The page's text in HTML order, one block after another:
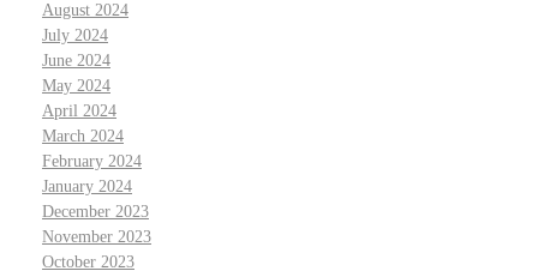
August 2024
July 2024
June 2024
May 2024
April 2024
March 2024
February 2024
January 2024
December 2023
November 2023
October 2023